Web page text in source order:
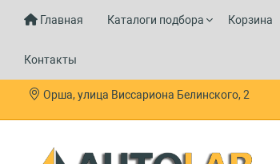
Главная Каталоги подбора Корзина
Контакты
Орша, улица Виссариона Белинского, 2